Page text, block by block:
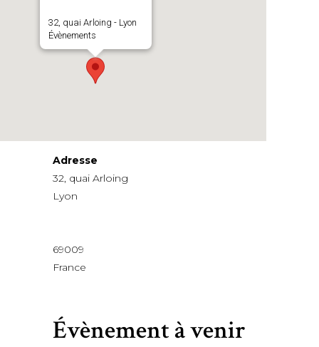
32, quai Arloing - Lyon
Évènements
Adresse
32, quai Arloing
Lyon
69009
France
Évènement à venir